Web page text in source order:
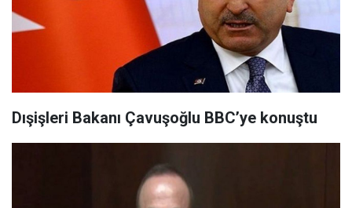
Dışişleri Bakanı Çavuşoğlu BBC’ye konuştu